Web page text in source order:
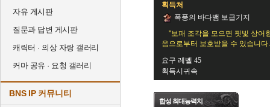
자유 게시판
질문과 답변 게시판
캐릭터 · 의상 자랑 갤러리
커마 공유 · 요청 갤러리
BNS IP 커뮤니티
획득처
폭풍의 바다뱀 보급기지
"보패 조각을 모으면 핏빛 상어
음으로부터 보호받을 수 있습니다
요구 레벨 45
획득시귀속
합성 최대능력치